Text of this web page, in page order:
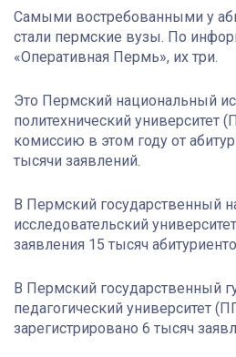
Самыми востребованными у
стали пермские вузы. По
«Оперативная Пермь», их три.
Это Пермский национальный
политехнический
комиссию в этом году от
тысячи заявлений.
В Пермский государственный
исследовательский
заявления 15 тысяч
В Пермский государственный
педагогический университет
зарегистрировано 6 тысяч